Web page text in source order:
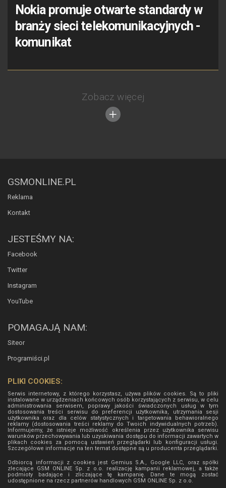
Nokia promuje otwarte standardy w
branży sieci telekomunikacyjnych -
komunikat
Zobacz więcej
GSMONLINE.PL
Reklama
Kontakt
JESTEŚMY NA:
Facebook
Twitter
Instagram
YouTube
POMAGAJĄ NAM:
Siteor
Programiści.pl
PLIKI COOKIES:
Serwis internetowy, z którego korzystasz, używa plików cookies. Są to pliki
instalowane w urządzeniach końcowych osób korzystających z serwisu, w celu
administrowania serwisem, poprawy jakości świadczonych usług w tym
dostosowania treści serwisu do preferencji użytkownika, utrzymania sesji
użytkownika oraz dla celów statystycznych i targetowania behawioralnego
reklamy (dostosowania treści reklamy do Twoich indywidualnych potrzeb).
Informujemy, że istnieje możliwość określenia przez użytkownika serwisu
warunków przechowywania lub uzyskiwania dostępu do informacji zawartych w
plikach cookies za pomocą ustawień przeglądarki lub konfiguracji usługi.
Szczegółowe informacje na ten temat dostępne są u producenta przeglądarki.
Odbiorcą informacji z cookies jest Gemius S.A., Google LLC, oraz spółki
zlecające GSM ONLINE Sp. z o.o. realizację kampanii reklamowej, a także
podmioty badające i zliczające tę kampanię. Dane te mogą zostać
udostępnione na rzecz partnerów handlowych GSM ONLINE Sp. z o.o.